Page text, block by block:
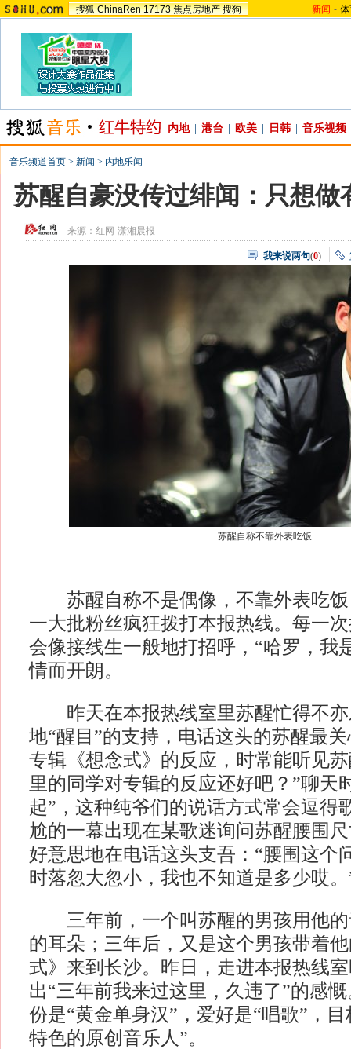
搜狐 ChinaRen 17173 焦点房地产 搜狗 新闻 -
内地 港台 欧美 日韩 音乐视频
音乐频道首页 > 新闻 > 内地乐闻
苏醒自豪没传过绯闻：只想做
来源：红网-潇湘晨报
我来说两句(0)
苏醒自称不靠外表吃饭
苏醒自称不是偶像，不靠外表吃饭
一大批粉丝疯狂拨打本报热线。每一
会像接线生一般地打招呼，“哈罗，我
情而开朗。
昨天在本报热线室里苏醒忙得不亦
地“醒目”的支持，电话这头的苏醒最
专辑《想念式》的反应，时常能听见
里的同学对专辑的反应还好吧？”聊天
起”，这种纯爷们的说话方式常会逗得
尬的一幕出现在某歌迷询问苏醒腰围
好意思地在电话这头支吾：“腰围这个
时落忽大忽小，我也不知道是多少哎。
三年前，一个叫苏醒的男孩用他的
的耳朵；三年后，又是这个男孩带着
式》来到长沙。昨日，走进本报热线
出“三年前我来过这里，久违了”的感
份是“黄金单身汉”，爱好是“唱歌”，
特色的原创音乐人”。